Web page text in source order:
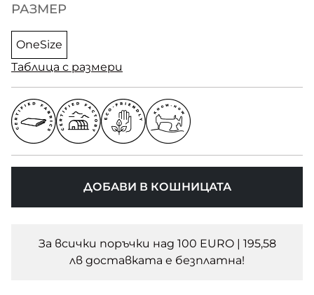
РАЗМЕР
OneSize
Таблица с размери
ДОБАВИ В КОШНИЦАТА
За всички поръчки над 100 EURO | 195,58
лв доставката e безплатна!